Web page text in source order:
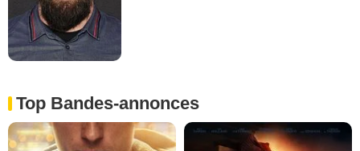
Top Bandes-annonces